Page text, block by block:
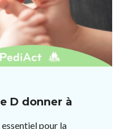
D donner à
pour la